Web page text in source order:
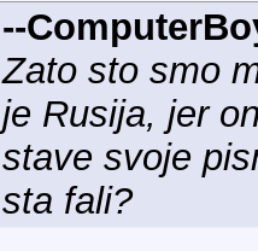
--
Zato sto smo
je Rusija, jer
stave svoje
sta fali?